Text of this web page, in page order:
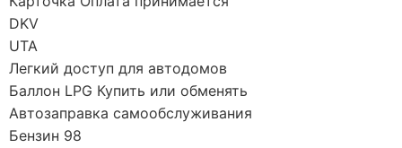
DKV
UTA
Легкий доступ для автодомов
Баллон LPG Купить или обменять
Автозаправка самообслуживания
Бензин 98